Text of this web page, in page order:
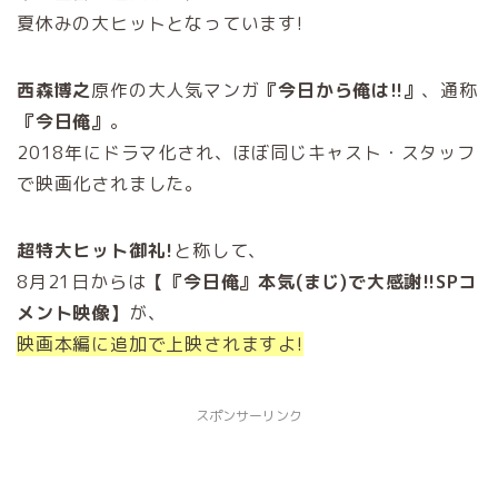
夏休みの大ヒットとなっています!
西森博之原作の大人気マンガ 『今日から俺は!!』 、通称
『今日俺』 。
2018年にドラマ化され、ほぼ同じキャスト・スタッフ
で映画化されました。
超特大ヒット御礼!と称して、
8月21日からは 【『今日俺』本気(まじ)で大感謝!!SPコ
メント映像】 が、
映画本編に追加で上映されますよ!
スポンサーリンク